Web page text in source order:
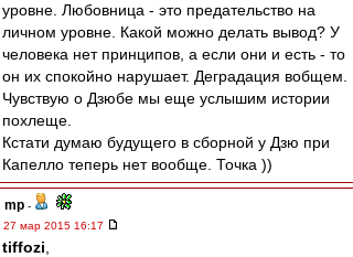
уровне. Любовница - это предательство на
личном уровне. Какой можно делать вывод? У
человека нет принципов, а если они и есть - то
он их спокойно нарушает. Деградация вобщем.
Чувствую о Дзюбе мы еще услышим истории
похлеще.
Кстати думаю будущего в сборной у Дзю при
Капелло теперь нет вообще. Точка ))
mp -
27 мар 2015 16:17
tiffozi